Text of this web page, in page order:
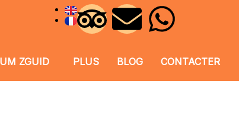
ZGUID PLUS BLOG CONTACTER